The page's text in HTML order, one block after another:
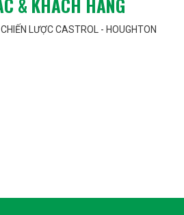
& KHÁCH HÀNG
LƯỢC CASTROL - HOUGHTON